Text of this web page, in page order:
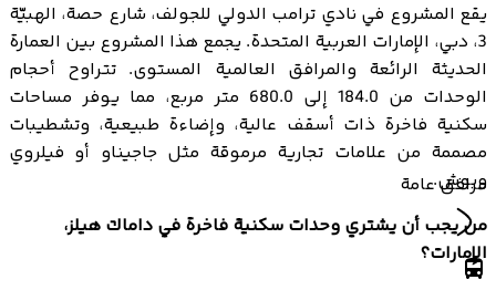
يقع المشروع في نادي ترامب الدولي للجولف، شارع حصة، الهبيّة
3، دبي، الإمارات العربية المتحدة. يجمع هذا المشروع بين العمارة
الحديثة الرائعة والمرافق العالمية المستوى. تتراوح أحجام
الوحدات من 184.0 إلى 680.0 متر مربع، مما يوفر مساحات
سكنية فاخرة ذات أسقف عالية، وإضاءة طبيعية، وتشطيبات
مصممة من علامات تجارية مرموقة مثل جاجيناو أو فيلروي
وبوش.
من يجب أن يشتري وحدات سكنية فاخرة في داماك هيلز،
الإمارات؟
مرافق عامة